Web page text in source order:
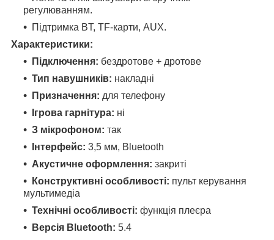
регулюванням.
Підтримка BT, TF-карти, AUX.
Характеристики:
Підключення: бездротове + дротове
Тип навушників: накладні
Призначення: для телефону
Ігрова гарнітура: ні
З мікрофоном: так
Інтерфейс: 3,5 мм, Bluetooth
Акустичне оформлення: закриті
Конструктивні особливості: пульт керування
мультимедіа
Технічні особливості: функція плеєра
Версія Bluetooth: 5.4